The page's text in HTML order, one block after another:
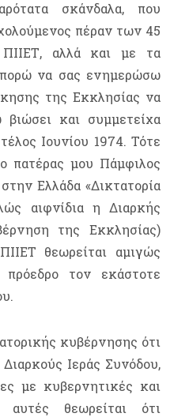
σκάνδαλα, που
πέραν των 45
αλλά και με τα
να σας ενημερώσω
της Εκκλησίας να
και συμμετείχα
Ιουνίου 1974. Τότε
πατέρας μου Πάμφιλος
Ελλάδα «Δικτατορία
αιφνίδια η Διαρκής
της Εκκλησίας)
θεωρείται αμιγώς
πρόεδρο τον εκάστοτε
κυβέρνησης ότι
Ιεράς Συνόδου,
με κυβερνητικές και
αυτές θεωρείται ότι